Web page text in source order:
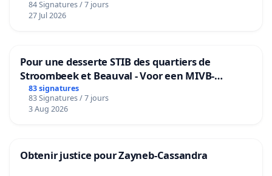
84 Signatures / 7 jours
27 Jul 2026
Pour une desserte STIB des quartiers de
Stroombeek et Beauval - Voor een MIVB-
bediening van de wijken Strombeek en Het
Voor
83 signatures
83 Signatures / 7 jours
3 Aug 2026
Obtenir justice pour Zayneb-Cassandra